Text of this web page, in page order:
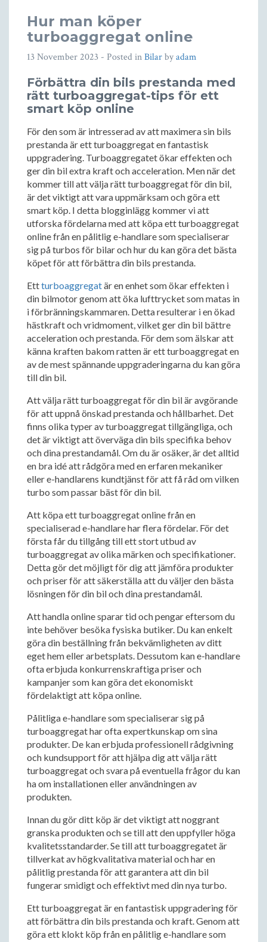
Hur man köper
turboaggregat online
13 November 2023 - Posted inBilarbyadam
Förbättra din bils prestanda med
rätt turboaggregat-tips för ett
smart köp online
För den som är intresserad av att maximera sin bils
prestanda är ett turboaggregat en fantastisk
uppgradering. Turboaggregatet ökar effekten och
ger din bil extra kraft och acceleration. Men när det
kommer till att välja rätt turboaggregat för din bil,
är det viktigt att vara uppmärksam och göra ett
smart köp. I detta blogginlägg kommer vi att
utforska fördelarna med att köpa ett turboaggregat
online från en pålitlig e-handlare som specialiserar
sig på turbos för bilar och hur du kan göra det bästa
köpet för att förbättra din bils prestanda.
Ettturboaggregatär en enhet som ökar effekten i
din bilmotor genom att öka lufttrycket som matas in
i förbränningskammaren. Detta resulterar i en ökad
hästkraft och vridmoment, vilket ger din bil bättre
acceleration och prestanda. För dem som älskar att
känna kraften bakom ratten är ett turboaggregat en
av de mest spännande uppgraderingarna du kan göra
till din bil.
Att välja rätt turboaggregat för din bil är avgörande
för att uppnå önskad prestanda och hållbarhet. Det
finns olika typer av turboaggregat tillgängliga, och
det är viktigt att överväga din bils specifika behov
och dina prestandamål. Om du är osäker, är det alltid
en bra idé att rådgöra med en erfaren mekaniker
eller e-handlarens kundtjänst för att få råd om vilken
turbo som passar bäst för din bil.
Att köpa ett turboaggregat online från en
specialiserad e-handlare har flera fördelar. För det
första får du tillgång till ett stort utbud av
turboaggregat av olika märken och specifikationer.
Detta gör det möjligt för dig att jämföra produkter
och priser för att säkerställa att du väljer den bästa
lösningen för din bil och dina prestandamål.
Att handla online sparar tid och pengar eftersom du
inte behöver besöka fysiska butiker. Du kan enkelt
göra din beställning från bekvämligheten av ditt
eget hem eller arbetsplats. Dessutom kan e-handlare
ofta erbjuda konkurrenskraftiga priser och
kampanjer som kan göra det ekonomiskt
fördelaktigt att köpa online.
Pålitliga e-handlare som specialiserar sig på
turboaggregat har ofta expertkunskap om sina
produkter. De kan erbjuda professionell rådgivning
och kundsupport för att hjälpa dig att välja rätt
turboaggregat och svara på eventuella frågor du kan
ha om installationen eller användningen av
produkten.
Innan du gör ditt köp är det viktigt att noggrant
granska produkten och se till att den uppfyller höga
kvalitetsstandarder. Se till att turboaggregatet är
tillverkat av högkvalitativa material och har en
pålitlig prestanda för att garantera att din bil
fungerar smidigt och effektivt med din nya turbo.
Ett turboaggregat är en fantastisk uppgradering för
att förbättra din bils prestanda och kraft. Genom att
göra ett klokt köp från en pålitlig e-handlare som